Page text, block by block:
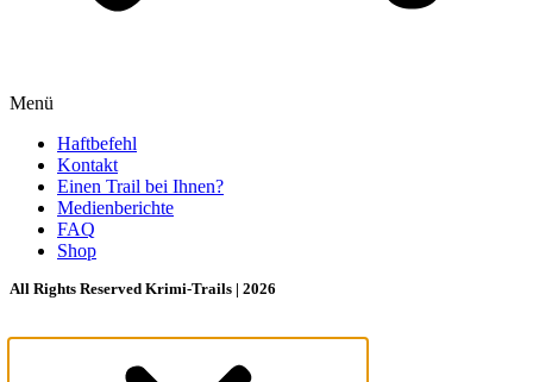
Menü
Haftbefehl
Kontakt
Einen Trail bei Ihnen?
Medienberichte
FAQ
Shop
All Rights Reserved Krimi-Trails | 2026